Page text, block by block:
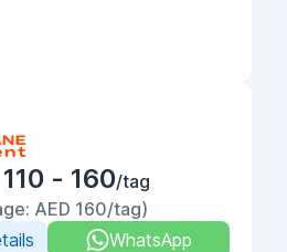
- 160/tag
AED 160/tag)
WhatsApp